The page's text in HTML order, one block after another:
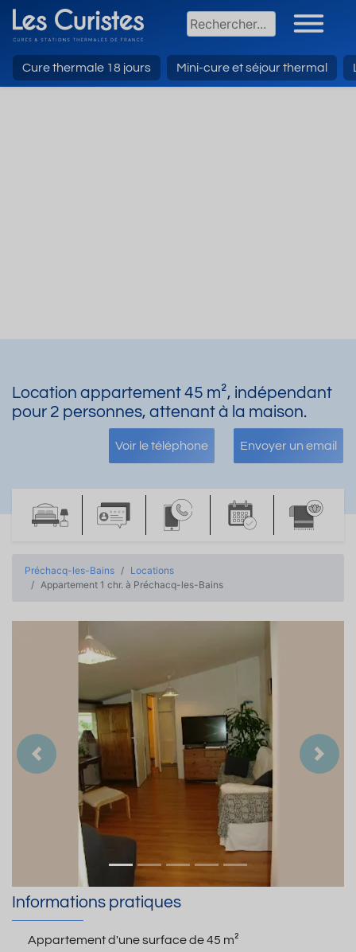
Cure thermale 18 jours Mini-cure et séjour thermal
Location appartement 45 m², indépendant
pour 2 personnes, attenant à la maison.
Voir le téléphone Envoyer un email
Préchacq-les-Bains
Locations
Appartement 1 chr. à Préchacq-les-Bains
Précedent
Informations pratiques
Appartement d'une surface de45 m²